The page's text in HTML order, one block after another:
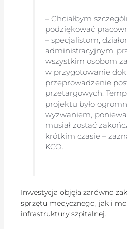
– Chciałbym
podziękować
– specjalistom,
administracyjnym,
wszystkim osobom
w przygotowanie
przeprowadzenie
przetargowych.
projektu było
wyzwaniem,
musiał zostać
krótkim czasie –
KCO.
Inwestycja objęła zarówno
sprzętu medycznego, jak i
infrastruktury szpitalnej.